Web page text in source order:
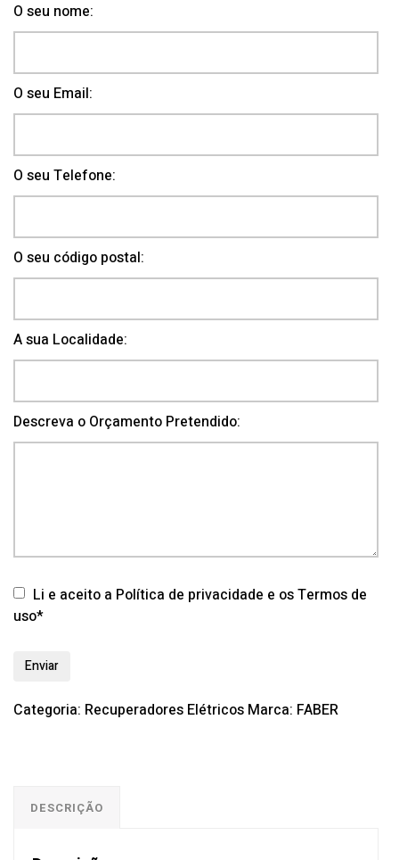
O seu nome:
O seu Email:
O seu Telefone:
O seu código postal:
A sua Localidade:
Descreva o Orçamento Pretendido:
Li e aceito a Política de privacidade e os Termos de
uso*
Categoria: Recuperadores Elétricos Marca: FABER
DESCRIÇÃO